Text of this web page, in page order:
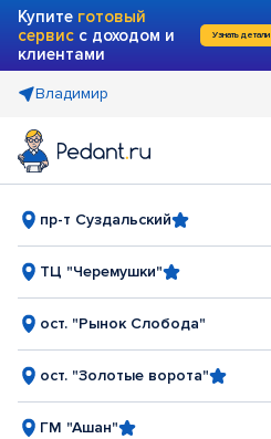
Купите готовый
сервис с доходом и
клиентами
Узнать детали
Владимир
пр-т Суздальский
ТЦ "Черемушки"
ост. "Рынок Слобода"
ост. "Золотые ворота"
ГМ "Ашан"